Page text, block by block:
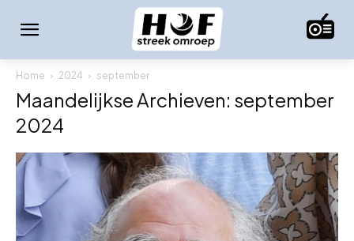
Home 2024 september
Maandelijkse Archieven: september
2024